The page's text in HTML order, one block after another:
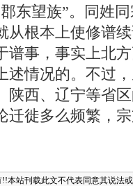
东望族”。同姓
从根本上使修谱
谱事，事实上北
述情况的。不过
陕西、辽宁等省
迁徙多么频繁，
本站刊载此文不代表同意其说法